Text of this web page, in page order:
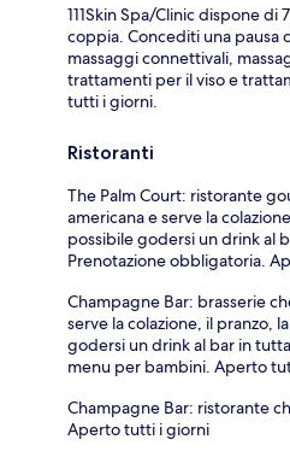
111Skin Spa/Clinic dispone
coppia. Concediti una pausa
massaggi connettivali,
trattamenti per il viso e
tutti i giorni.
Ristoranti
The Palm Court: ristorante
americana e serve la
possibile godersi un drink al
Prenotazione obbligatoria.
Champagne Bar: brasserie
serve la colazione, il pranzo,
godersi un drink al bar in
menu per bambini. Aperto
Champagne Bar: ristorante
Aperto tutti i giorni